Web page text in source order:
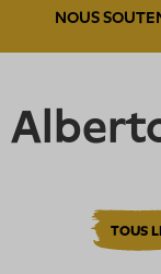
NOUS
TOUS